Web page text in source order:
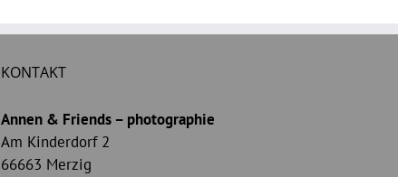
KONTAKT
Annen & Friends – photographie
Am Kinderdorf 2
66663 Merzig